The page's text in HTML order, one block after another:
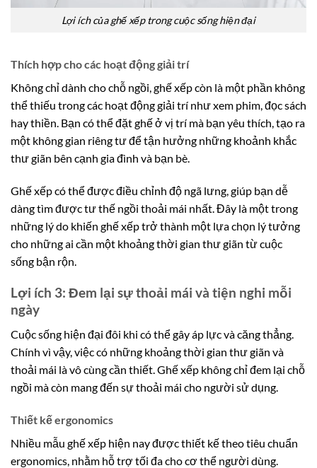
Lợi ích của ghế xếp trong cuộc sống hiện đại
Thích hợp cho các hoạt động giải trí
Không chỉ dành cho chỗ ngồi, ghế xếp còn là một phần không
thể thiếu trong các hoạt động giải trí như xem phim, đọc sách
hay thiền. Bạn có thể đặt ghế ở vị trí mà bạn yêu thích, tạo ra
một không gian riêng tư để tận hưởng những khoảnh khắc
thư giãn bên cạnh gia đình và bạn bè.
Ghế xếp có thể được điều chỉnh độ ngã lưng, giúp bạn dễ
dàng tìm được tư thế ngồi thoải mái nhất. Đây là một trong
những lý do khiến ghế xếp trở thành một lựa chọn lý tưởng
cho những ai cần một khoảng thời gian thư giãn từ cuộc
sống bận rộn.
Lợi ích 3: Đem lại sự thoải mái và tiện nghi mỗi
ngày
Cuộc sống hiện đại đôi khi có thể gây áp lực và căng thẳng.
Chính vì vậy, việc có những khoảng thời gian thư giãn và
thoải mái là vô cùng cần thiết. Ghế xếp không chỉ đem lại chỗ
ngồi mà còn mang đến sự thoải mái cho người sử dụng.
Thiết kế ergonomics
Nhiều mẫu ghế xếp hiện nay được thiết kế theo tiêu chuẩn
ergonomics, nhằm hỗ trợ tối đa cho cơ thể người dùng.